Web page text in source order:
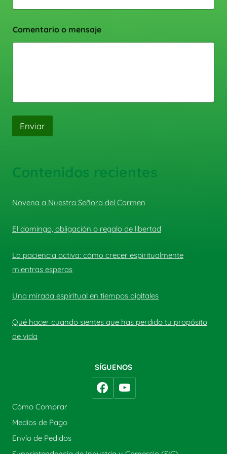
Comentario o mensaje
Enviar
Contenidos recientes
Novena a Nuestra Señora del Carmen
El domingo, obligación o regalo de libertad
La paciencia activa: cómo crecer espiritualmente
mientras esperas
Una mirada espiritual en tiempos digitales
Qué hacer cuando sientes que has perdido tu propósito
de vida
SÍGUENOS
Cómo Comprar
Medios de Pago
Envío de Pedidos